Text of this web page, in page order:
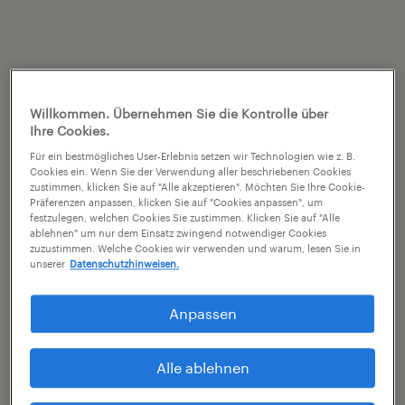
Willkommen. Übernehmen Sie die Kontrolle über
Ihre Cookies.
Für ein bestmögliches User-Erlebnis setzen wir Technologien wie z. B.
Cookies ein. Wenn Sie der Verwendung aller beschriebenen Cookies
zustimmen, klicken Sie auf "Alle akzeptieren". Möchten Sie Ihre Cookie-
Präferenzen anpassen, klicken Sie auf "Cookies anpassen", um
festzulegen, welchen Cookies Sie zustimmen. Klicken Sie auf "Alle
ablehnen" um nur dem Einsatz zwingend notwendiger Cookies
zuzustimmen. Welche Cookies wir verwenden und warum, lesen Sie in
unserer Datenschutzhinweisen.
Anpassen
Alle ablehnen